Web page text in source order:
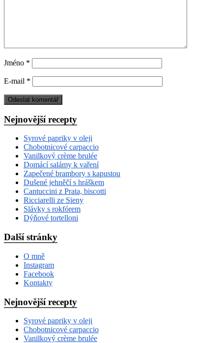
Jméno *
E-mail *
Nejnovější recepty
Syrové papriky v oleji
Chobotnicové carpaccio
Vanilkový crème brulée
Domácí salámy k vaření
Zapečené brambory s kapustou
Dušené jehněčí s hráškem
Cantuccini z Prata, biscotti
Ricciarelli ze Sieny
Slávky s rokfórem
Dýňové tortelloni
Další stránky
O mně
Instagram
Facebook
Kontakty
Nejnovější recepty
Syrové papriky v oleji
Chobotnicové carpaccio
Vanilkový crème brulée